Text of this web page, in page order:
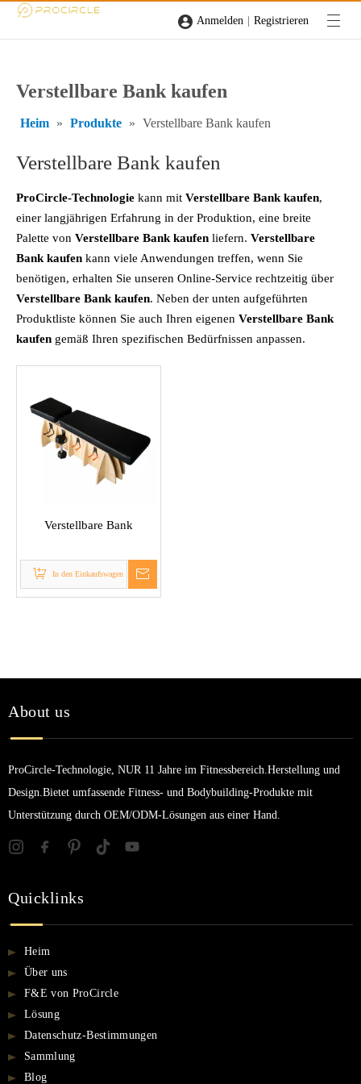
Anmelden | Registrieren
Verstellbare Bank kaufen
Heim » Produkte » Verstellbare Bank kaufen
Verstellbare Bank kaufen
ProCircle-Technologie kann mit Verstellbare Bank kaufen,
einer langjährigen Erfahrung in der Produktion, eine breite
Palette von Verstellbare Bank kaufen liefern. Verstellbare
Bank kaufen kann viele Anwendungen treffen, wenn Sie
benötigen, erhalten Sie unseren Online-Service rechtzeitig über
Verstellbare Bank kaufen. Neben der unten aufgeführten
Produktliste können Sie auch Ihren eigenen Verstellbare Bank
kaufen gemäß Ihren spezifischen Bedürfnissen anpassen.
Verstellbare Bank
In den Einkaufswagen
About us
ProCircle-Technologie, NUR 11 Jahre im Fitnessbereich.Herstellung und
Design.Bietet umfassende Fitness- und Bodybuilding-Produkte mit
Unterstützung durch OEM/ODM-Lösungen aus einer Hand.
Quicklinks
Heim
Über uns
F&E von ProCircle
Lösung
Datenschutz-Bestimmungen
Sammlung
Blog